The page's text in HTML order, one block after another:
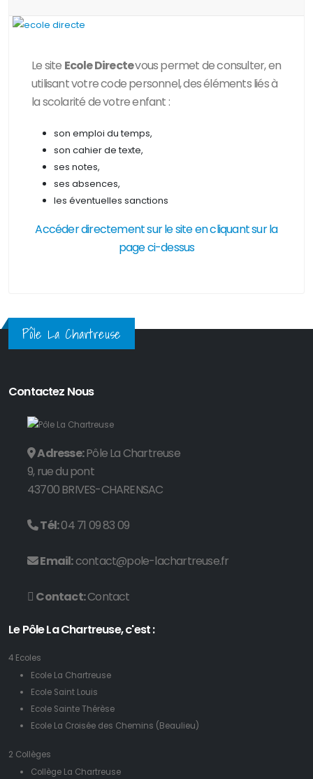
Le site Ecole Directevous permet de consulter, en
utilisant votre code personnel, deséléments liés à
la scolarité de votre enfant :
son emploi du temps,
son cahier de texte,
ses notes,
ses absences,
les éventuelles sanctions
Accéder directement sur le site en cliquant sur la
page ci-dessus
Pôle La Chartreuse
Contactez Nous
Adresse:Pôle La Chartreuse
9, rue du pont
43700 BRIVES-CHARENSAC
Tél:04 71 09 83 09
Email:contact@pole-lachartreuse.fr
Contact:Contact
Le Pôle La Chartreuse, c'est :
4 Ecoles
Ecole La Chartreuse
Ecole Saint Louis
Ecole Sainte Thérèse
Ecole La Croisée des Chemins (Beaulieu)
2 Collèges
Collège La Chartreuse